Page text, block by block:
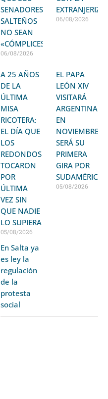
SENADORES
SALTEÑOS
NO SEAN
«CÓMPLICES»
06/08/2026
06/08/2026
A 25 AÑOS
DE LA
ÚLTIMA
MISA
RICOTERA:
EL DÍA QUE
LOS
REDONDOS
TOCARON
POR
ÚLTIMA
VEZ SIN
QUE NADIE
LO SUPIERA
05/08/2026
EL PAPA
LEÓN XIV
VISITARÁ
ARGENTINA
EN
NOVIEMBRE:
SERÁ SU
PRIMERA
GIRA POR
SUDAMÉRICA
05/08/2026
En Salta ya
es ley la
regulación
de la
protesta
social